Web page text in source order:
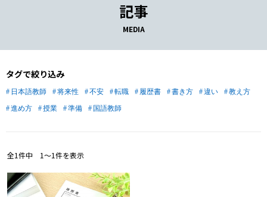
記事
MEDIA
タグで絞り込み
日本語教師 将来性 不安 転職 履歴書 書き方 違い
教え方
進め方
授業 準備 国語教師
全1件中 1〜1件を表示